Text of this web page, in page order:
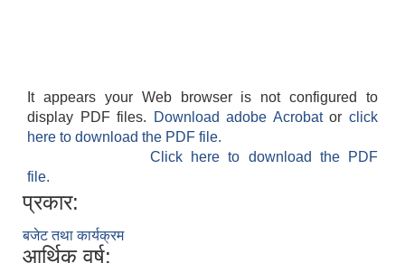
It appears your Web browser is not configured to
display PDF files.
Download adobe Acrobatorclick
here to download the PDF file.
Click here to download the PDF
file.
प्रकार:
बजेट तथा कार्यक्रम
आर्थिक वर्ष: